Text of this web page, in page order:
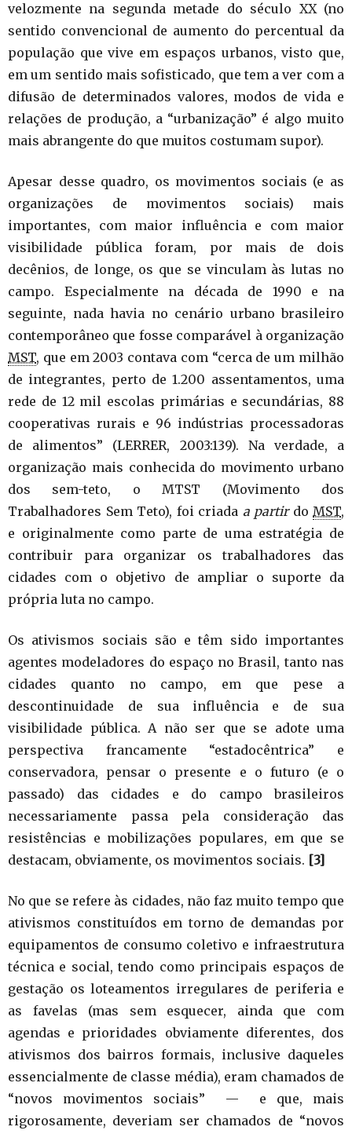
velozmente na segunda metade do século XX (no
sentido convencional de aumento do percentual da
população que vive em espaços urbanos, visto que,
em um sentido mais sofisticado, que tem a ver com a
difusão de determinados valores, modos de vida e
relações de produção, a “urbanização” é algo muito
mais abrangente do que muitos costumam supor).
Apesar desse quadro, os movimentos sociais (e as
organizações de movimentos sociais) mais
importantes, com maior influência e com maior
visibilidade pública foram, por mais de dois
decênios, de longe, os que se vinculam às lutas no
campo. Especialmente na década de 1990 e na
seguinte, nada havia no cenário urbano brasileiro
contemporâneo que fosse comparável à organização
MST, que em 2003 contava com “cerca de um milhão
de integrantes, perto de 1.200 assentamentos, uma
rede de 12 mil escolas primárias e secundárias, 88
cooperativas rurais e 96 indústrias processadoras
de alimentos” (LERRER, 2003:139). Na verdade, a
organização mais conhecida do movimento urbano
dos sem-teto, o MTST (Movimento dos
Trabalhadores Sem Teto), foi criada a partirdo MST,
e originalmente como parte de uma estratégia de
contribuir para organizar os trabalhadores das
cidades com o objetivo de ampliar o suporte da
própria luta no campo.
Os ativismos sociais são e têm sido importantes
agentes modeladores do espaço no Brasil, tanto nas
cidades quanto no campo, em que pese a
descontinuidade de sua influência e de sua
visibilidade pública. A não ser que se adote uma
perspectiva francamente “estadocêntrica” e
conservadora, pensar o presente e o futuro (e o
passado) das cidades e do campo brasileiros
necessariamente passa pela consideração das
resistências e mobilizações populares, em que se
destacam, obviamente, os movimentos sociais. [3]
No que se refere às cidades, não faz muito tempo que
ativismos constituídos em torno de demandas por
equipamentos de consumo coletivo e infraestrutura
técnica e social, tendo como principais espaços de
gestação os loteamentos irregulares de periferia e
as favelas (mas sem esquecer, ainda que com
agendas e prioridades obviamente diferentes, dos
ativismos dos bairros formais, inclusive daqueles
essencialmente de classe média), eram chamados de
“novos movimentos sociais” — e que, mais
rigorosamente, deveriam ser chamados de “novos